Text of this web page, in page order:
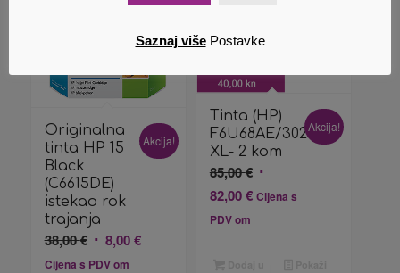
Originalna
tinta HP 15
Black
(C6615DE)
istekao rok
trajanja
38,00€ Izvorna
cijena
8,00€Trenutna
Cijena s PDV om
Akcija!
Tinta (HP)
F6U68AE/302BK
XL- 2 kom
85,00€ Izvorna
cijena
82,00€Trenutna
Cijena s
PDV om
Akcija!
Saznaj više Postavke